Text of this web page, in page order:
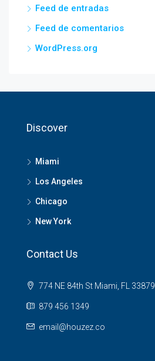
Feed de entradas
Feed de comentarios
WordPress.org
Discover
Miami
Los Angeles
Chicago
New York
Contact Us
774 NE 84th St Miami, FL 33879
879 456 1349
email@houzez.co